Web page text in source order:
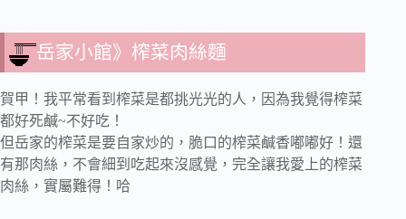
岳家小館》榨菜肉絲麵
賀甲！我平常看到榨菜是都挑光光的人，因為我覺得榨菜
都好死鹹~不好吃！
但岳家的榨菜是要自家炒的，脆口的榨菜鹹香嘟嘟好！還
有那肉絲，不會細到吃起來沒感覺，完全讓我愛上的榨菜
肉絲，實屬難得！哈